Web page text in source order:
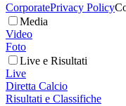
CorporatePrivacy Policy
Media
Video
Foto
Live e Risultati
Live
Diretta Calcio
Risultati e Classifiche